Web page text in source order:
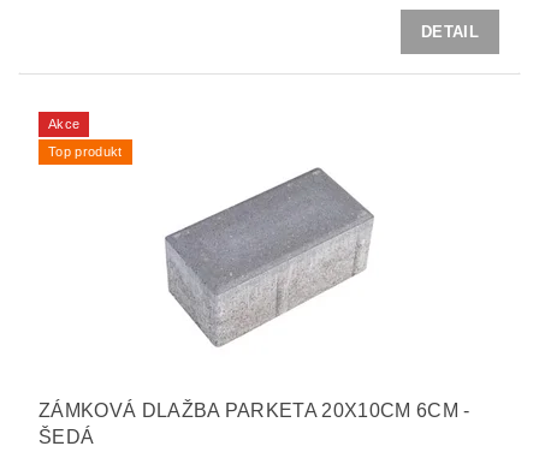
DETAIL
Akce
Top produkt
ZÁMKOVÁ DLAŽBA PARKETA 20X10CM 6CM -
ŠEDÁ